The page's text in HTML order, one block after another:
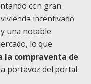
con gran
incentivado
una notable
lo que
la compraventa de
portavoz del portal